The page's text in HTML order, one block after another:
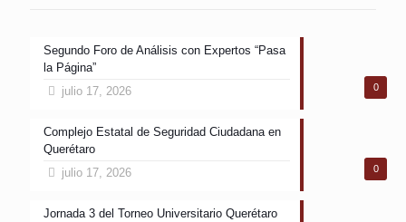
0
Segundo Foro de Análisis con Expertos “Pasa
la Página”
julio 17, 2026
0
Complejo Estatal de Seguridad Ciudadana en
Querétaro
julio 17, 2026
Jornada 3 del Torneo Universitario Querétaro